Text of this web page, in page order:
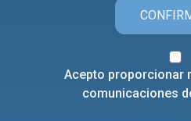
Acepto proporcionar
comunicaciones